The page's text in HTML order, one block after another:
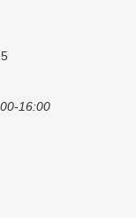
16:00